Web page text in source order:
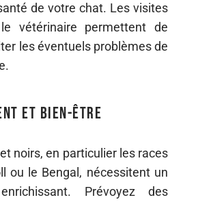
de votre chat. Les visites
vétérinaire permettent de
les éventuels problèmes de
et bien-être
noirs, en particulier les races
ou le Bengal, nécessitent un
Prévoyez des